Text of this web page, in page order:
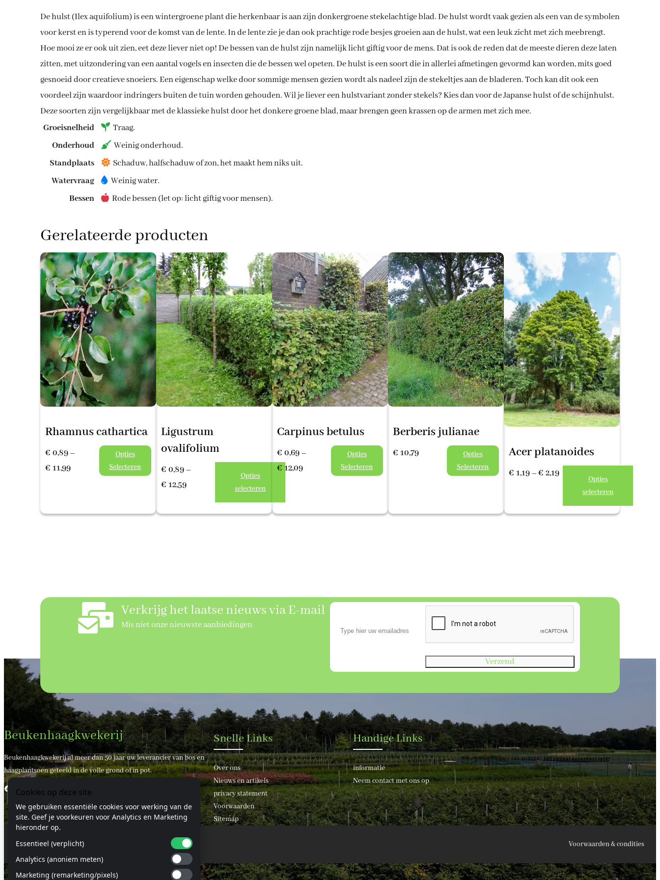
De hulst (Ilex aquifolium) is een wintergroene plant die herkenbaar is aan zijn donkergroene stekelachtige blad. De hulst wordt vaak gezien als een van de symbolen
voor kerst en is typerend voor de komst van de lente. In de lente zie je dan ook prachtige rode besjes groeien aan de hulst, wat een leuk zicht met zich meebrengt.
Hoe mooi ze er ook uit zien, eet deze liever niet op! De bessen van de hulst zijn namelijk licht giftig voor de mens. Dat is ook de reden dat de meeste dieren deze laten
zitten, met uitzondering van een aantal vogels en insecten die de bessen wel opeten. De hulst is een soort die in allerlei afmetingen gevormd kan worden, mits goed
gesnoeid door creatieve snoeiers. Een eigenschap welke door sommige mensen gezien wordt als nadeel zijn de stekeltjes aan de bladeren. Toch kan dit ook een
voordeel zijn waardoor indringers buiten de tuin worden gehouden. Wil je liever een hulstvariant zonder stekels? Kies dan voor de Japanse hulst of de schijnhulst.
Deze soorten zijn vergelijkbaar met de klassieke hulst door het donkere groene blad, maar brengen geen krassen op de armen met zich mee.
Groeisnelheid
Traag.
Onderhoud
Weinig onderhoud.
Standplaats
Schaduw, halfschaduw of zon, het maakt hem niks uit.
Watervraag
Weinig water.
Bessen
Rode bessen (let op: licht giftig voor mensen).
Gerelateerde producten
Rhamnus cathartica
€ 0,89–
€ 11,99Prijsklasse:
€ 11,99
Opties
Selecteren
Ligustrum
ovalifolium
€ 0,89–
€ 12,59Prijsklasse:
tot
Opties
selecteren
Carpinus betulus
€ 0,69–
€ 12,09Prijsklasse:
€ 12,09
Opties
Selecteren
Berberis julianae
€ 10,79
Opties
Selecteren
Acer platanoides
€ 1,19–€ 2,19Prijsklasse:
€ 2,19
Opties
selecteren
Verkrijg het laatse nieuws via E-mail
Mis niet onze nieuwste aanbiedingen
Verzend
Beukenhaagkwekerij
Beukenhaagkwekerij al meer dan 50 jaar uw leverancier van bos en
haagplantsoen geteeld in de volle grond of in pot.
Facebook
Snelle Links
Over ons
Nieuws en artikels
privacy statement
Voorwaarden
Sitemap
Handige Links
informatie
Neem contact met ons op
© 2024 Beukenhaagkwekerij.nl Voorwaarden & condities
Cookies op deze site
We gebruiken essentiële cookies voor werking van de
site. Geef je voorkeuren voor Analytics en Marketing
hieronder op.
Essentieel (verplicht)
Analytics (anoniem meten)
Marketing (remarketing/pixels)